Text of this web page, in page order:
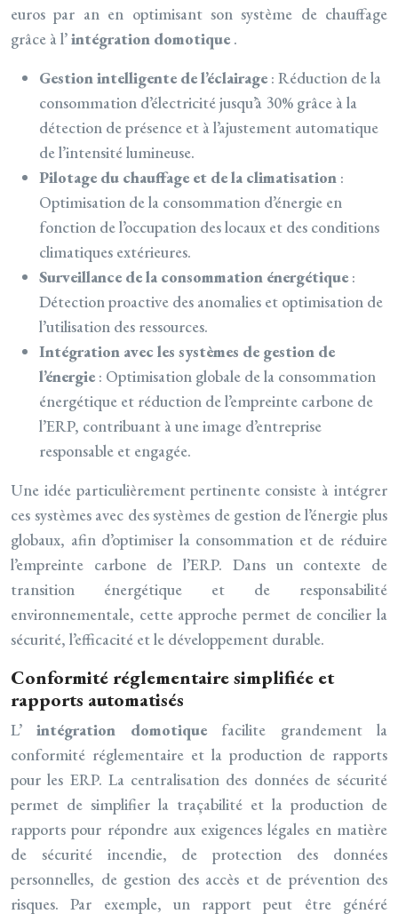
euros par an en optimisant son système de chauffage
grâce à l’intégration domotique .
Gestion intelligente de l’éclairage : Réduction de la
consommation d’électricité jusqu’à 30% grâce à la
détection de présence et à l’ajustement automatique
de l’intensité lumineuse.
Pilotage du chauffage et de la climatisation :
Optimisation de la consommation d’énergie en
fonction de l’occupation des locaux et des conditions
climatiques extérieures.
Surveillance de la consommation énergétique :
Détection proactive des anomalies et optimisation de
l’utilisation des ressources.
Intégration avec les systèmes de gestion de
l’énergie : Optimisation globale de la consommation
énergétique et réduction de l’empreinte carbone de
l’ERP, contribuant à une image d’entreprise
responsable et engagée.
Une idée particulièrement pertinente consiste à intégrer
ces systèmes avec des systèmes de gestion de l’énergie plus
globaux, afin d’optimiser la consommation et de réduire
l’empreinte carbone de l’ERP. Dans un contexte de
transition énergétique et de responsabilité
environnementale, cette approche permet de concilier la
sécurité, l’efficacité et le développement durable.
Conformité réglementaire simplifiée et
rapports automatisés
L’intégration domotique facilite grandement la
conformité réglementaire et la production de rapports
pour les ERP. La centralisation des données de sécurité
permet de simplifier la traçabilité et la production de
rapports pour répondre aux exigences légales en matière
de sécurité incendie, de protection des données
personnelles, de gestion des accès et de prévention des
risques. Par exemple, un rapport peut être généré